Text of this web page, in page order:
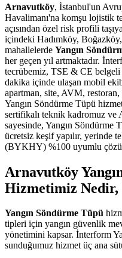
Arnavutköy, İstanbul'un
Havalimanı'na komşu lojistik
açısından özel risk profili
içindeki Hadımköy,
mahallelerde Yangın
her geçen yıl artmaktadır.
tecrübemiz, TSE & CE belgeli
dakika içinde ulaşan mobil
apartman, site, AVM,
Yangın Söndürme Tüpü
sertifikalı teknik kadromuz ve
sayesinde, Yangın Söndürme
ücretsiz keşif yapılır, yerinde
(BYKHY) %100 uyumlu
Arnavutköy
Hizmetimiz Nedir,
Yangın Söndürme Tüpü
tipleri için yangın güvenlik
yönetimini kapsar. İnterform
sunduğumuz hizmet üç ana